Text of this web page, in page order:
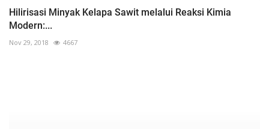
Hilirisasi Minyak Kelapa Sawit melalui Reaksi Kimia
Modern:...
Nov 29, 2018 4667